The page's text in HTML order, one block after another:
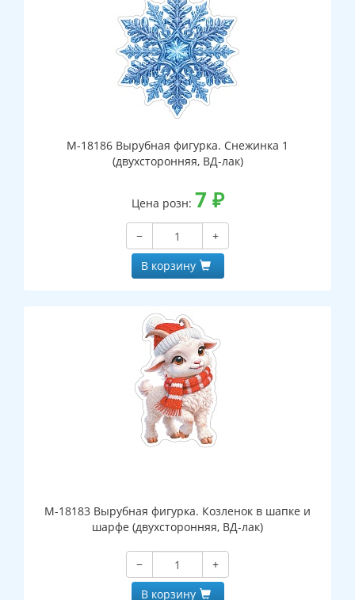
М-18186 Вырубная фигурка. Снежинка 1
(двухсторонняя, ВД-лак)
Цена розн: 7 ₽
−
+
В корзину
М-18183 Вырубная фигурка. Козленок в шапке и
шарфе (двухсторонняя, ВД-лак)
−
+
В корзину